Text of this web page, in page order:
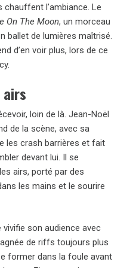
l’ambiance. Le
On The Moon, un morceau
ballet de lumières maîtrisé.
d’en voir plus, lors de ce
airs
loin de là. Jean-Noël
de la scène, avec sa
les crash barrières et fait
devant lui. Il se
airs, porté par des
les mains et le sourire
vivifie son audience avec
de riffs toujours plus
former dans la foule avant